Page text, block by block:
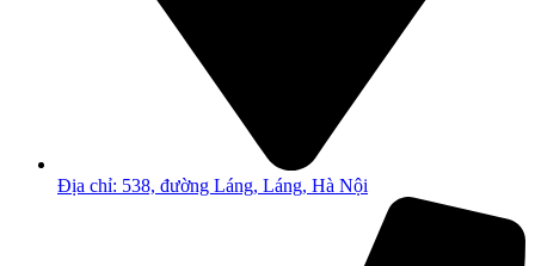
Địa chỉ: 538, đường Láng, Láng, Hà Nội